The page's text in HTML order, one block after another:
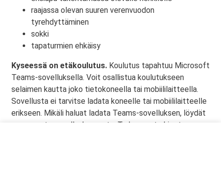
raajassa olevan suuren verenvuodon
tyrehdyttäminen
sokki
tapaturmien ehkäisy
Kyseessä on etäkoulutus. Koulutus tapahtuu Microsoft
Teams-sovelluksella. Voit osallistua koulutukseen
selaimen kautta joko tietokoneella tai mobiililaitteella.
Sovellusta ei tarvitse ladata koneelle tai mobiililaitteelle
erikseen. Mikäli haluat ladata Teams-sovelluksen, löydät
sen omasta sovelluskaupasta. Tarkemmat ohjeet